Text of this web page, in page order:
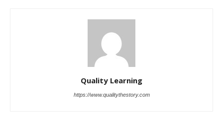
Quality Learning
https://www.qualitythestory.com